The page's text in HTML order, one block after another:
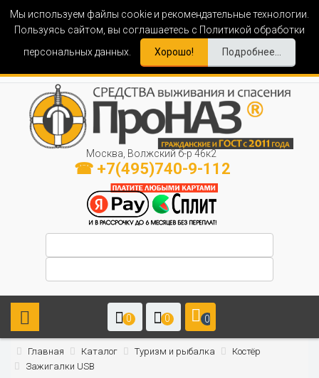
Мы используем файлы cookie и рекомендательные технологии.
Пользуясь сайтом, вы соглашаетесь с Политикой обработки
персональных данных.
Хорошо! Подробнее...
Москва, Волжский б-р 46к2
☎ +7(495)740-9-112
0 0 0
Главная Каталог Туризм и рыбалка
Костёр
Зажигалки USB